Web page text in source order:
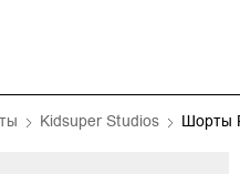
Kidsuper Studios Шорты